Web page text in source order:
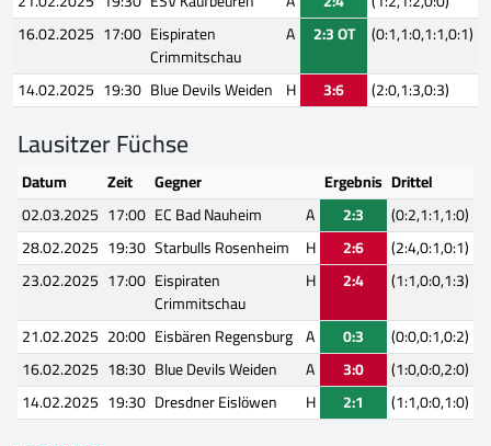
16.02.2025 17:00 Eispiraten
Crimmitschau
A 2:3 OT (0:1,1:0,1:1,0:1)
14.02.2025 19:30 Blue Devils Weiden H 3:6 (2:0,1:3,0:3)
Lausitzer Füchse
Datum Zeit Gegner Ergebnis Drittel
02.03.2025 17:00 EC Bad Nauheim A 2:3
(0:2,1:1,1:0)
28.02.2025 19:30 Starbulls Rosenheim H 2:6
(2:4,0:1,0:1)
23.02.2025 17:00 Eispiraten
Crimmitschau
H 2:4
(1:1,0:0,1:3)
21.02.2025 20:00 Eisbären Regensburg A 0:3
(0:0,0:1,0:2)
16.02.2025 18:30 Blue Devils Weiden A 3:0
(1:0,0:0,2:0)
14.02.2025 19:30 Dresdner Eislöwen H 2:1 (1:1,0:0,1:0)